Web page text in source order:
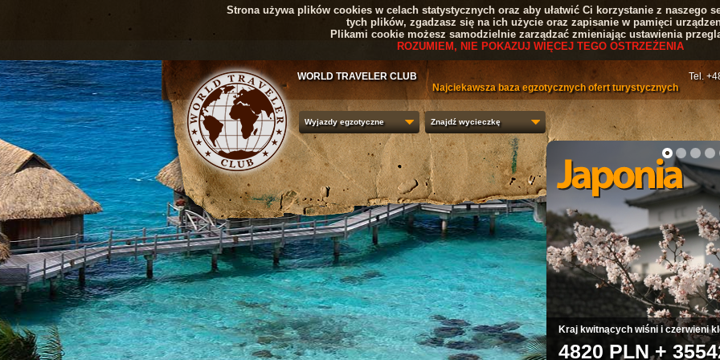
Strona używa plików cookies w celach statystycznych oraz aby ułatwić Ci korzystanie z naszego
tych plików, zgadzasz się na ich użycie oraz zapisanie w pamięci
Plikami cookie możesz samodzielnie zarządzać zmieniając ustawienia
ROZUMIEM, NIE POKAZUJ WIĘCEJ TEGO OSTRZEŻENIA
WORLD TRAVELER CLUB
Najciekawsza baza egzotycznych ofert turystycznych
Tel.
Kraj kwitnących wiśni i czerwieni
4820 PLN +
1 2 3 4
Wyjazdy egzotyczne Znajdź wycieczkę